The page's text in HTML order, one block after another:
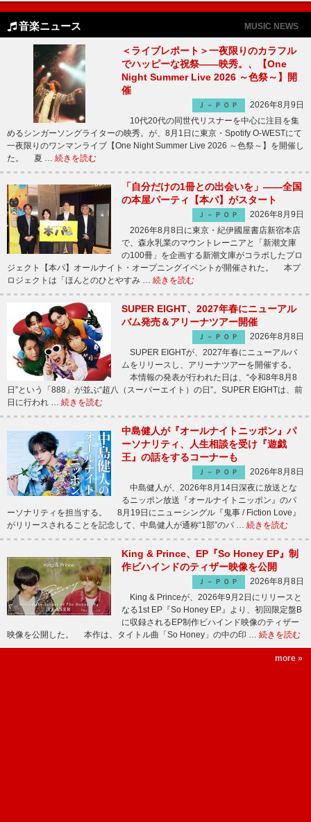
音楽ニュース MUSIC NEWS
＜ライブレポート＞一夜限りのカラフル
でハッピーな祝祭――映秀。、【One
Night Summer Live 2026 ～色祭～】開
催
Ｊ－ＰＯＰ
2026年8月9日
10代20代の同世代リスナーを中心に注目を集
めるシンガーソングライターの映秀。が、8月1日に東京・Spotify O-WESTにて
一夜限りのワンマンライブ【One Night Summer Live 2026 ～色祭～】を開催し
た。 夏 … 続きを読む
「自分だけの1冊との出会いを」――全国
の本屋パーティ【本パ】がスタート
Ｊ－ＰＯＰ
2026年8月9日
2026年8月8日に東京・紀伊國屋書店新宿本店
で、森永乳業のマウントレーニアと「新潮文庫
の100冊」を企画する新潮文庫がコラボしたプロ
ジェクト【本パ】オールナイト・オープニングイベントが開催された。 本プ
ロジェクトは「ほんとのひとやすみ … 続きを読む
SUPER EIGHT、2027年春にニューアル
バム発売＆アリーナツアー開催
Ｊ－ＰＯＰ
2026年8月8日
SUPER EIGHTが、2027年春にニューアルバ
ムをリリースし、アリーナツアーを開催する。
本情報の発表が行われた日は、“令和8年8月8
日”という「888」が並ぶ“超八（スーパーエイト）の日”。SUPER EIGHTは、前
日に行われ … 続きを読む
中島健人が『オールナイトニッポン』パ
ーソナリティ、人生相談を受け『遊戯
王』の話をするコーナーも
Ｊ－ＰＯＰ
2026年8月8日
中島健人が、2026年8月14日深夜に放送とな
るニッポン放送『オールナイトニッポン』のパ
ーソナリティを担当する。 8月19日にニューシングル『鬼事 / Fiction Love』
がリリースされることを記念して、中島健人が通称“1部”のパ … 続きを読む
King & Prince、EP『So Honey EP』制
作ビハインドのティザー映像を公開
Ｊ－ＰＯＰ
2026年8月8日
King & Princeが、2026年9月2日にリリースと
なる1st EP『So Honey EP』より、初回限定盤B
に収録されるEP制作ビハインド映像のティザー
映像を公開した。 本作は、タイトル曲「So Honey」の中の印 … 続きを読む
more »